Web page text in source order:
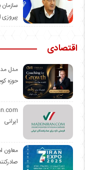
اقتصادی
حوزه
ایرانی
معاون